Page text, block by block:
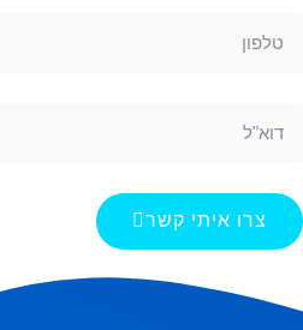
צרו איתי קשר